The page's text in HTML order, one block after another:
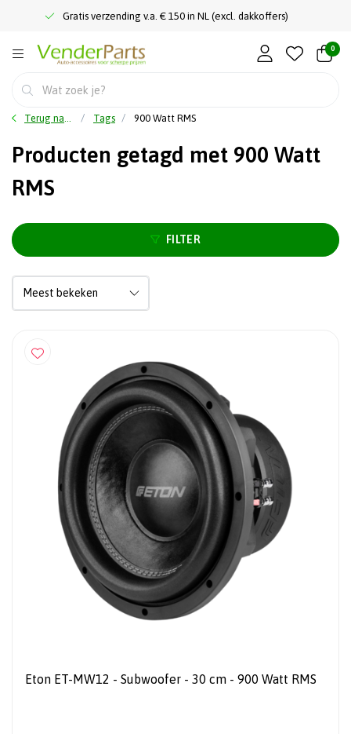
Gratis verzending v.a. € 150 in NL (excl. dakkoffers)
0
Terug naar home Tags 900 Watt RMS
Producten getagd met 900 Watt
RMS
FILTER
Eton ET-MW12 - Subwoofer - 30 cm - 900 Watt RMS